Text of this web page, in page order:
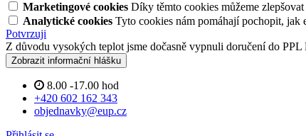
Marketingové cookies Díky těmto cookies můžeme
Analytické cookies Tyto cookies nám pomáhají pochopit, jak
Potvrzuji
Z důvodu vysokých teplot jsme dočasně vypnuli doručení do
Zobrazit informační hlášku
8.00 -17.00 hod
+420 602 162 343
objednavky@eup.cz